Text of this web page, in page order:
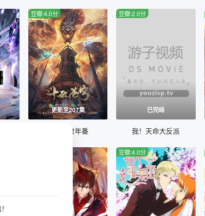
更新至207集
豆瓣:4.0分
斗破苍穹年番
已完结
豆瓣:2.0分
我！天命大反派
豆瓣:4.0分